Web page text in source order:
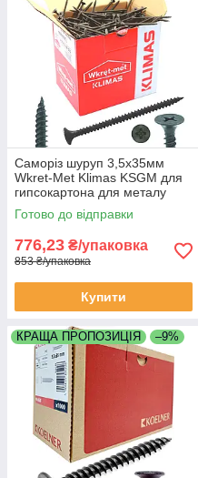
Саморіз шуруп 3,5х35мм
Wkret-Met Klimas KSGM для
гипсокартона для металу
коробка 1000 штук
Готово до відправки
776,23 ₴/упаковка
853 ₴/упаковка
Купити
КРАЩА ПРОПОЗИЦІЯ –9%